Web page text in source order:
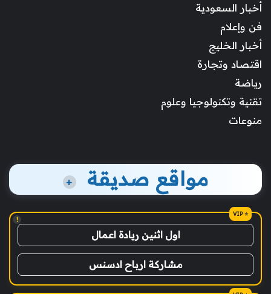
أخبار السعودية
فن وإعلام
أخبار الخليج
اقتصاد وتجارة
رياضة
تقنية وتكنولوجيا وعلوم
منوعات
مواقع صديقة +
!
اول اثنين ريادة اعمال
مشاركة ارباح ادسنس